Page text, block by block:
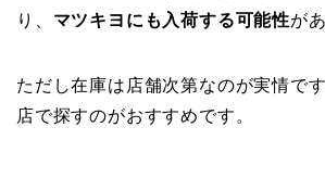
り、 マツキヨにも入荷する可能性が
ただし在庫は店舗次第なのが実情で
店で探すのがおすすめです。